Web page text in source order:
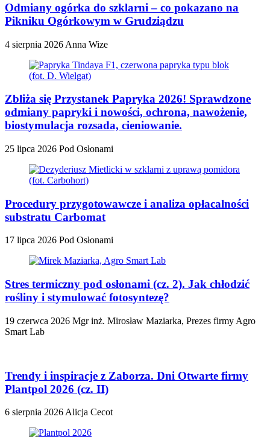
Odmiany ogórka do szklarni – co pokazano na
Pikniku Ogórkowym w Grudziądzu
4 sierpnia 2026 Anna Wize
Zbliża się Przystanek Papryka 2026! Sprawdzone
odmiany papryki i nowości, ochrona, nawożenie,
biostymulacja rozsada, cieniowanie.
25 lipca 2026 Pod Osłonami
Procedury przygotowawcze i analiza opłacalności
substratu Carbomat
17 lipca 2026 Pod Osłonami
Stres termiczny pod osłonami (cz. 2). Jak chłodzić
rośliny i stymulować fotosyntezę?
19 czerwca 2026 Mgr inż. Mirosław Maziarka, Prezes firmy Agro
Smart Lab
Trendy i inspiracje z Zaborza. Dni Otwarte firmy
Plantpol 2026 (cz. II)
6 sierpnia 2026 Alicja Cecot